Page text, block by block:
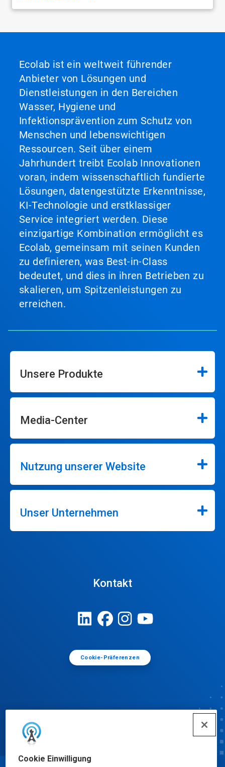
Cookie Einwilligung
Ecolab ist ein weltweit führender
Anbieter von Lösungen und
Dienstleistungen in den Bereichen
Wasser, Hygiene und
Infektionsprävention zum Schutz von
Menschen und lebenswichtigen
Ressourcen. Seit über einem
Jahrhundert treibt Ecolab Innovationen
voran, indem wissenschaftlich fundierte
Lösungen, datengestützte Erkenntnisse,
KI-Technologie und erstklassiger
Service integriert werden. Diese
einzigartige Kombination ermöglicht es
Ecolab, gemeinsam mit seinen Kunden
zu definieren, was Best-in-Class
bedeutet, und dies in ihren Betrieben zu
skalieren, um Spitzenleistungen zu
erreichen.
Unsere Produkte
Media-Center
Nutzung unserer Website
Unser Unternehmen
Kontakt
Cookie-Präferenzen